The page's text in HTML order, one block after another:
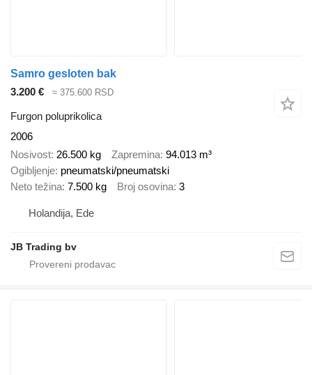
Samro gesloten bak
3.200 €
≈ 375.600 RSD
Furgon poluprikolica
2006
Nosivost 26.500 kg Zapremina 94.013 m³
Ogibljenje pneumatski/pneumatski
Neto težina 7.500 kg Broj osovina 3
Holandija, Ede
JB Trading bv